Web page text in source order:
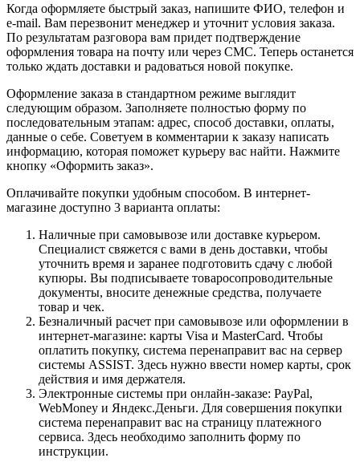
Когда оформляете быстрый заказ, напишите ФИО, телефон и
e-mail. Вам перезвонит менеджер и уточнит условия заказа.
По результатам разговора вам придет подтверждение
оформления товара на почту или через СМС. Теперь останется
только ждать доставки и радоваться новой покупке.
Оформление заказа в стандартном режиме выглядит
следующим образом. Заполняете полностью форму по
последовательным этапам: адрес, способ доставки, оплаты,
данные о себе. Советуем в комментарии к заказу написать
информацию, которая поможет курьеру вас найти. Нажмите
кнопку «Оформить заказ».
Оплачивайте покупки удобным способом. В интернет-
магазине доступно 3 варианта оплаты:
Наличные при самовывозе или доставке курьером.
Специалист свяжется с вами в день доставки, чтобы
уточнить время и заранее подготовить сдачу с любой
купюры. Вы подписываете товаросопроводительные
документы, вносите денежные средства, получаете
товар и чек.
Безналичный расчет при самовывозе или оформлении в
интернет-магазине: карты Visa и MasterCard. Чтобы
оплатить покупку, система перенаправит вас на сервер
системы ASSIST. Здесь нужно ввести номер карты, срок
действия и имя держателя.
Электронные системы при онлайн-заказе: PayPal,
WebMoney и Яндекс.Деньги. Для совершения покупки
система перенаправит вас на страницу платежного
сервиса. Здесь необходимо заполнить форму по
инструкции.